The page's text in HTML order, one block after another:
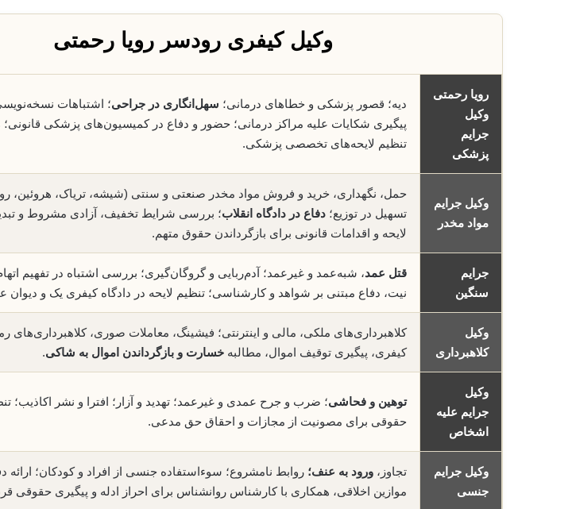
وکیل کیفری رودسر رویا رحمتی
رویا رحمتی
وکیل
جرایم
پزشکی
دیه؛ قصور پزشکی و خطاهای درمانی؛ سهل‌انگاری در جراحی؛ اشتباهات
پیگیری شکایات علیه مراکز درمانی؛ حضور و دفاع در کمیسیون‌های پزشکی
تنظیم لایحه‌های تخصصی پزشکی.
وکیل جرایم
مواد مخدر
حمل، نگهداری، خرید و فروش مواد مخدر صنعتی و سنتی (شیشه، تریاک، هروئین،
تسهیل در توزیع؛ دفاع در دادگاه انقلاب؛ بررسی شرایط تخفیف، آزادی مشروط و
لایحه و اقدامات قانونی برای بازگرداندن حقوق متهم.
جرایم
سنگین
قتل عمد، شبه‌عمد و غیرعمد؛ آدم‌ربایی و گروگان‌گیری؛ بررسی اشتباه در تفهیم
نیت، دفاع مبتنی بر شواهد و کارشناسی؛ تنظیم لایحه در دادگاه کیفری یک و دیوان
وکیل
کلاهبرداری
کلاهبرداری‌های ملکی، مالی و اینترنتی؛ فیشینگ، معاملات صوری، کلاهبرداری‌های
کیفری، پیگیری توقیف اموال، مطالبه خسارت و بازگرداندن اموال به شاکی.
وکیل
جرایم علیه
اشخاص
توهین و فحاشی؛ ضرب و جرح عمدی و غیرعمد؛ تهدید و آزار؛ افترا و نشر اکاذیب؛
حقوقی برای مصونیت از مجازات و احقاق حق مدعی.
وکیل جرایم
جنسی
تجاوز، ورود به عنف؛ روابط نامشروع؛ سوءاستفاده جنسی از افراد و کودکان؛ ارائه
موازین اخلاقی، همکاری با کارشناس روانشناس برای احراز ادله و پیگیری حقوقی